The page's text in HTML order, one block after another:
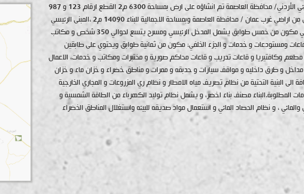
مبنى المعهد القضائي الأردني/ محافظة العاصمة تم انشاؤه على ارض بمساحة 6300 م2 القطع ارقام 123 و 987
حوض ( 12 ) الرونق من اراضي غرب عمان / محافظة العاصمة وبمساحة الاجمالية للبناء 14090 م2 ،المبنى الرئيسي
يشكل الجزء الامامي مكون من خمس طوابق يشمل المدخل الرئيسي ومسرح يتسع لحوالي 350 شخص و مكاتب
ومستودعات و خدمات و الجزء الخلفي: مكون من ثمانية طوابق ويحتوي على طابقين
مطعم وكافتيريا و قاعات تدريب و قاعات محاكم صورية و مختبرات ومكاتب و خدمات، الاعمال
مداخل و طرق داخليه و مواقف سيارات و حدبقه و ممرات و مناطق خضراء و خزان ماء و خزان
الى البنية التحتية من نظام تصريف مياه الامطار و نظام ري المزروعات و المجاري الخارجية
المطلوبة.البناء مصنف بناء اخضر، و يشمل نظام توليد الكهرباء من الطاقة الشمسية و